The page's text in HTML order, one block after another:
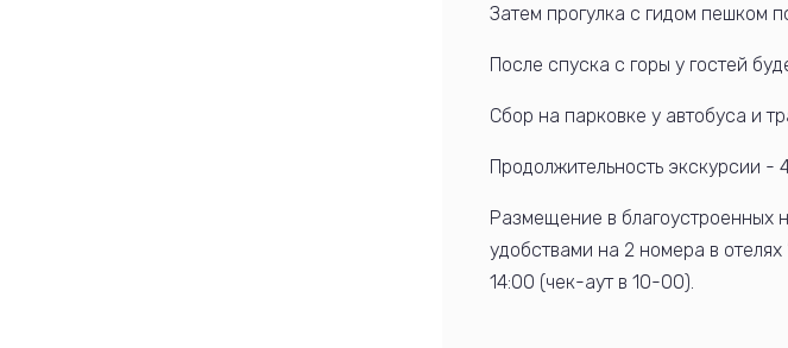
Затем прогулка с гидом пешком
После спуска с горы у гостей
Cбор на парковке у автобуса и
Продолжительность экскурсии -
Размещение в благоустроенных
удобствами на 2 номера в
14:00 (чек-аут в 10-00).